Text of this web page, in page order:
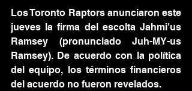
Los Toronto Raptors anunciaron este
jueves la firma del escolta Jahmi'us
Ramsey (pronunciado Juh-MY-us
Ramsey). De acuerdo con la política
del equipo, los términos financieros
del acuerdo no fueron revelados.